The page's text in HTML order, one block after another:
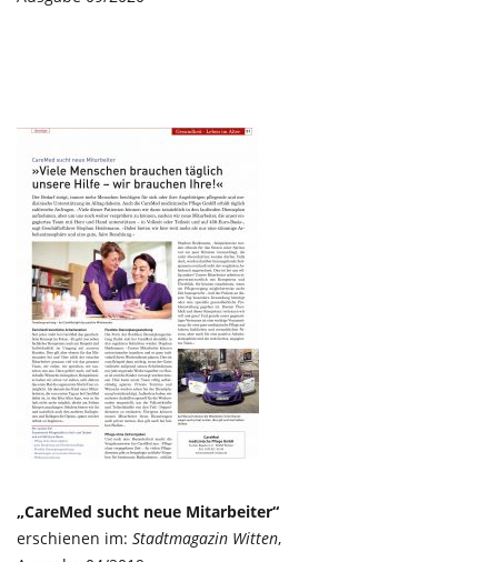
„CareMed sucht neue Mitarbeiter“
erschienen im: Stadtmagazin Witten,